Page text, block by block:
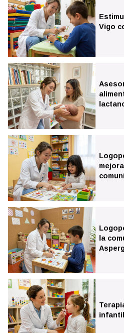
Logopedia para adultos y 3ª edad
Neuropsicología adultos y
Neuropsicología infantil y
Vigo
Vigo
la